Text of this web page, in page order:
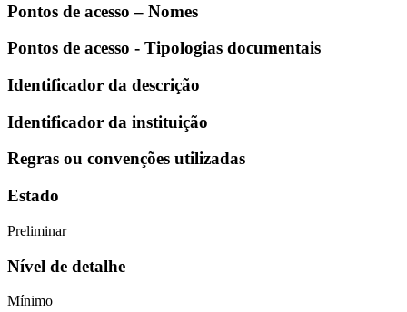
Pontos de acesso – Nomes
Pontos de acesso - Tipologias documentais
Identificador da descrição
Identificador da instituição
Regras ou convenções utilizadas
Estado
Preliminar
Nível de detalhe
Mínimo